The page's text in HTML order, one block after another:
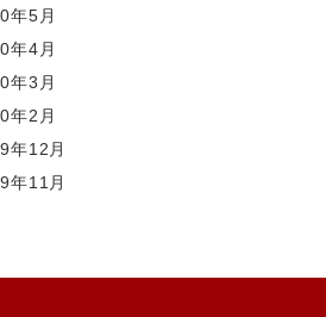
年5月
年4月
年3月
年2月
年12月
年11月